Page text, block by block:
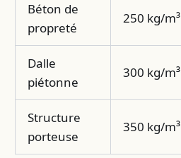
Béton de
propreté
250 kg/m³
Dalle
piétonne
300 kg/m³
Structure
porteuse
350 kg/m³